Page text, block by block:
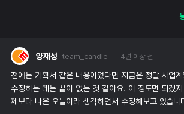
양재성 team_candle 4년 이상 전
전에는 기획서 같은 내용이었다면 지금은 정말 사업
수정하는 데는 끝이 없는 것 같아요. 이 정도면 되겠
제보다 나은 오늘이라 생각하면서 수정해보고 있습